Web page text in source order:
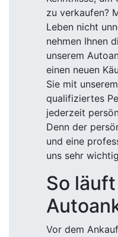
zu verkaufen?
Leben nicht
nehmen Ihnen
unserem
einen neuen
Sie mit
qualifiziertes
jederzeit
Denn der
und eine
uns sehr
So
Vor dem